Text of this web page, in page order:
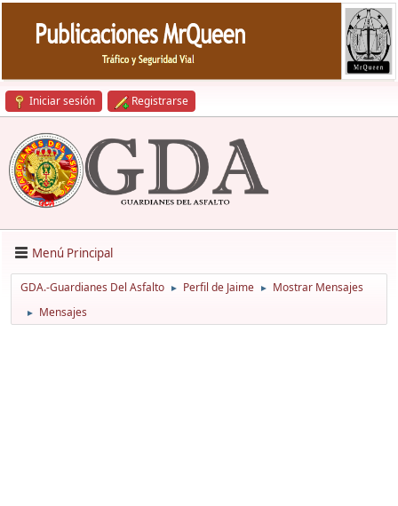
Iniciar sesión Registrarse
Menú Principal
GDA.-Guardianes Del Asfalto ► Perfil de Jaime ► Mostrar Mensajes
► Mensajes